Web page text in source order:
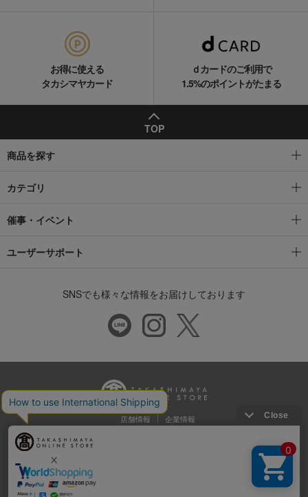
お得に使える
タカシマヤカード
ｄカードのご利用で
1.5%のポイントがたまる
TOP
商品を探す
カテゴリ
催事・イベント
ユーザーサポート
SNSでも様々な情報をお届けしております
店舗情報 企業情報
推奨環境 特定商取引法に基づく表示
プライバシーポリシー
Cookie等の第三者提供について
ウェブアクセシビリティ方針